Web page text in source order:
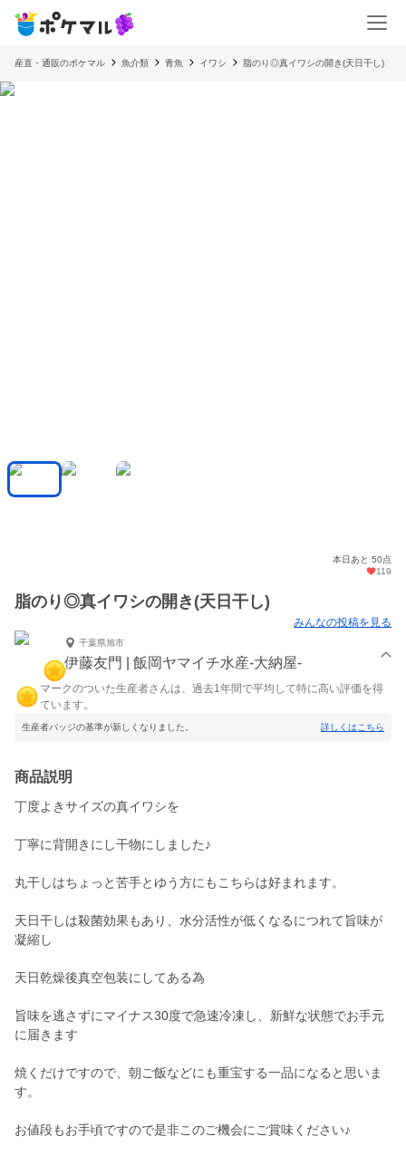
産直・通販のポケマル 魚介類 青魚 イワシ 脂のり◎真イワシの開き(天日干し)
本日あと 50点
119
脂のり◎真イワシの開き(天日干し)
みんなの投稿を見る
千葉県旭市
伊藤友門 | 飯岡ヤマイチ水産-大納屋-
マークのついた生産者さんは、過去1年間で平均して特に高い評価を得
ています。
生産者バッジの基準が新しくなりました。 詳しくはこちら
商品説明
丁度よきサイズの真イワシを
丁寧に背開きにし干物にしました♪
丸干しはちょっと苦手とゆう方にもこちらは好まれます。
天日干しは殺菌効果もあり、水分活性が低くなるにつれて旨味が
凝縮し
天日乾燥後真空包装にしてある為
旨味を逃さずにマイナス30度で急速冷凍し、新鮮な状態でお手元
に届きます
焼くだけですので、朝ご飯などにも重宝する一品になると思いま
す。